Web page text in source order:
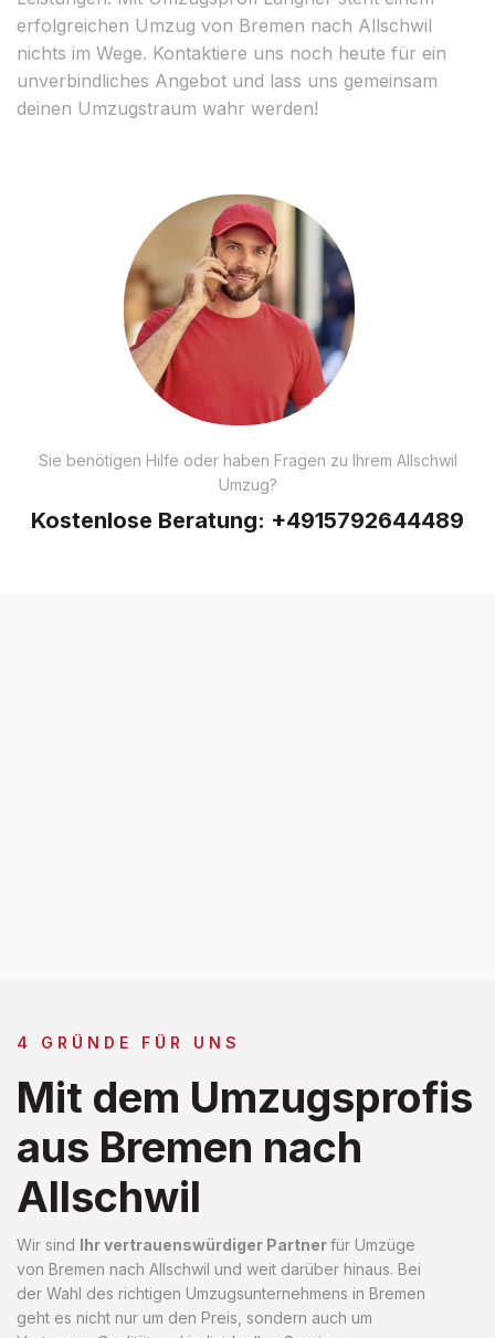
erfolgreichen Umzug von Bremen nach Allschwil
nichts im Wege. Kontaktiere uns noch heute für ein
unverbindliches Angebot und lass uns gemeinsam
deinen Umzugstraum wahr werden!
Sie benötigen Hilfe oder haben Fragen zu Ihrem Allschwil
Umzug?
Kostenlose Beratung: +4915792644489
4 GRÜNDE FÜR UNS
Mit dem Umzugsprofis
aus Bremen nach
Allschwil
Wir sind Ihr vertrauenswürdiger Partnerfür Umzüge
von Bremen nach Allschwil und weit darüber hinaus. Bei
der Wahl des richtigen Umzugsunternehmens in Bremen
geht es nicht nur um den Preis, sondern auch um